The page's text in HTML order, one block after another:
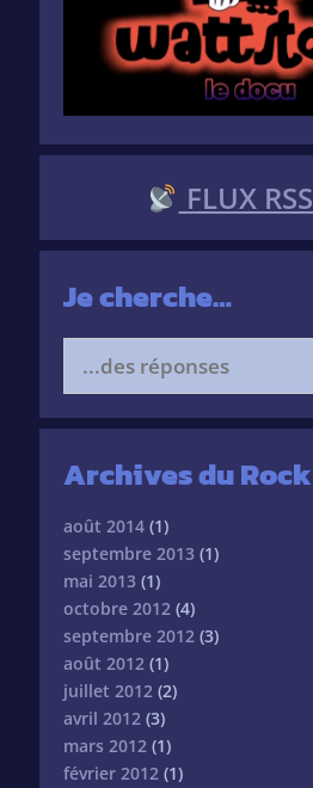
FLUX RSS
Je cherche…
for:
Archives du Rock
août 2014 (1)
septembre 2013 (1)
mai 2013 (1)
octobre 2012 (4)
septembre 2012 (3)
août 2012 (1)
juillet 2012 (2)
avril 2012 (3)
mars 2012 (1)
février 2012 (1)